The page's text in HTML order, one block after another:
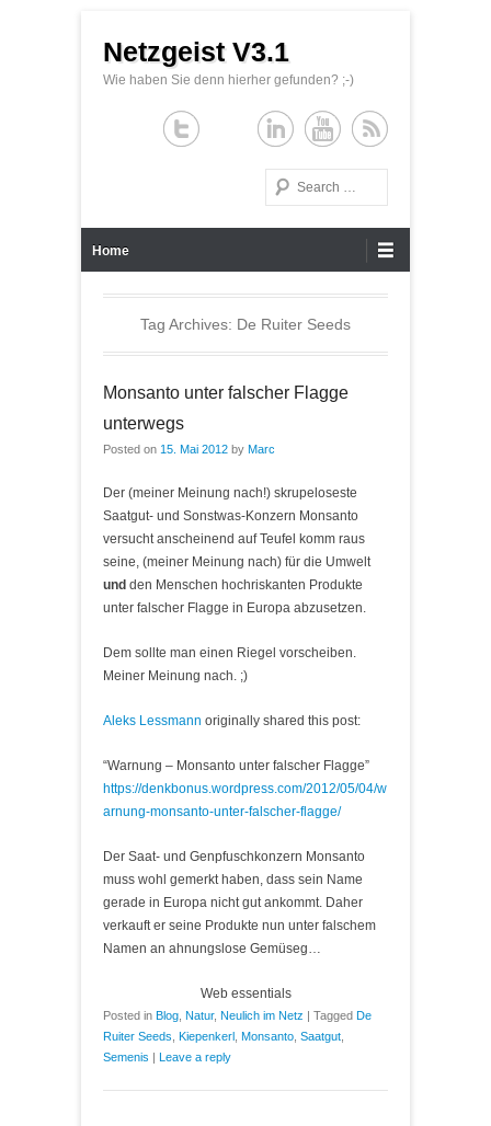
Netzgeist V3.1
Wie haben Sie denn hierher gefunden? ;-)
Search
Home
Tag Archives: De Ruiter Seeds
Monsanto unter falscher Flagge
unterwegs
Posted on 15. Mai 2012 by Marc
Der (meiner Meinung nach!) skrupeloseste
Saatgut- und Sonstwas-Konzern Monsanto
versucht anscheinend auf Teufel komm raus
seine, (meiner Meinung nach) für die Umwelt
und den Menschen hochriskanten Produkte
unter falscher Flagge in Europa abzusetzen.
Dem sollte man einen Riegel vorscheiben.
Meiner Meinung nach. ;)
Aleks Lessmann originally shared this post:
“Warnung – Monsanto unter falscher Flagge”
https://denkbonus.wordpress.com/2012/05/04/w
arnung-monsanto-unter-falscher-flagge/
Der Saat- und Genpfuschkonzern Monsanto
muss wohl gemerkt haben, dass sein Name
gerade in Europa nicht gut ankommt. Daher
verkauft er seine Produkte nun unter falschem
Namen an ahnungslose Gemüseg…
Web essentials
Posted in Blog Natur, Neulich im Netz | Tagged De
Ruiter Seeds Kiepenkerl Monsanto Saatgut
Semenis | Leave a reply